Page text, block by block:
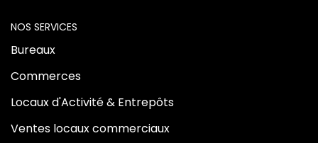
de vente : 600 000 € Pour tout renseignement
L'Immobilière du Palais Entreprise.
NOS SERVICES
Bureaux
Commerces
Locaux d'Activité & Entrepôts
Ventes locaux commerciaux